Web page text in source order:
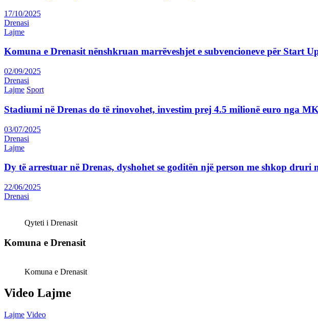
17/10/2025
Drenasi
Lajme
Komuna e Drenasit nënshkruan marrëveshjet e subvencioneve për Start
02/09/2025
Drenasi
Lajme Sport
Stadiumi në Drenas do të rinovohet, investim prej 4.5 milionë euro nga
03/07/2025
Drenasi
Lajme
Dy të arrestuar në Drenas, dyshohet se goditën një person me shkop druri
22/06/2025
Drenasi
Qyteti i Drenasit
Komuna e Drenasit
Komuna e Drenasit
Video Lajme
Lajme Video